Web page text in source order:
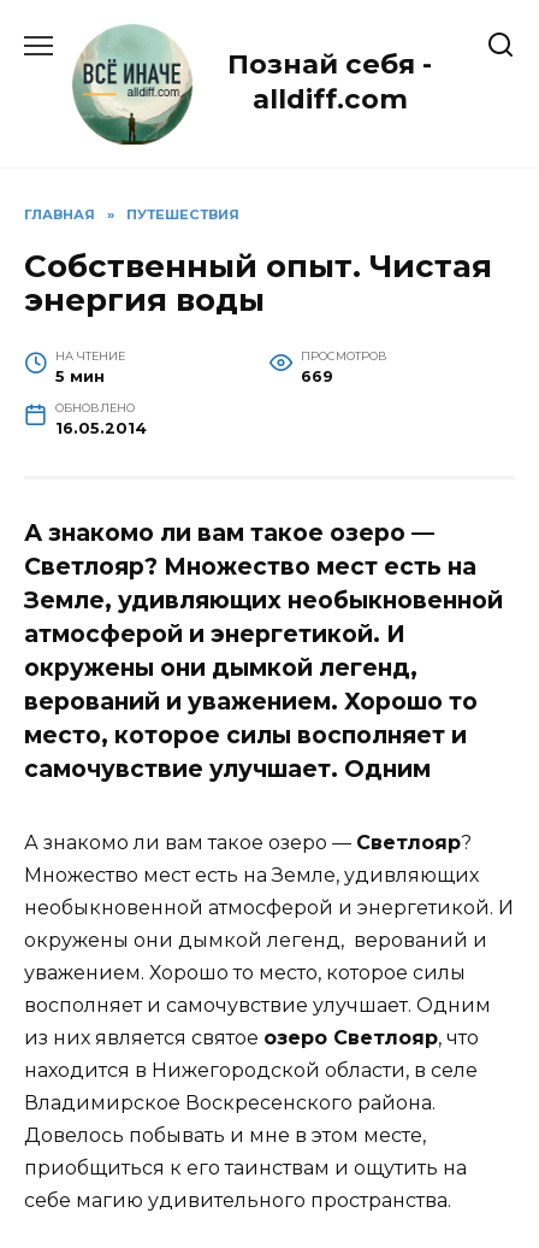
содержанию
Познай себя -
alldiff.com
ГЛАВНАЯ » ПУТЕШЕСТВИЯ
Собственный опыт. Чистая
энергия воды
НА ЧТЕНИЕ
5 мин
ПРОСМОТРОВ
669
ОБНОВЛЕНО
16.05.2014
А знакомо ли вам такое озеро —
Светлояр? Множество мест есть на
Земле, удивляющих необыкновенной
атмосферой и энергетикой. И
окружены они дымкой легенд,
верований и уважением. Хорошо то
место, которое силы восполняет и
самочувствие улучшает. Одним
А знакомо ли вам такое озеро — Светлояр?
Множество мест есть на Земле, удивляющих
необыкновенной атмосферой и энергетикой. И
окружены они дымкой легенд, верований и
уважением. Хорошо то место, которое силы
восполняет и самочувствие улучшает. Одним
из них является святое озеро Светлояр, что
находится в Нижегородской области, в селе
Владимирское Воскресенского района.
Довелось побывать и мне в этом месте,
приобщиться к его таинствам и ощутить на
себе магию удивительного пространства.